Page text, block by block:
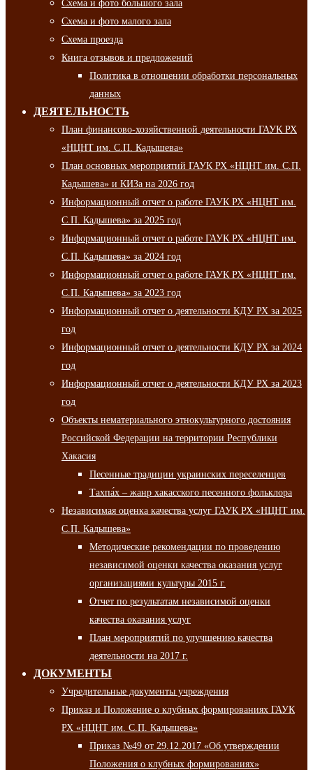
Схема и фото большого зала
Схема и фото малого зала
Схема проезда
Книга отзывов и предложений
Политика в отношении обработки персональных
данных
ДЕЯТЕЛЬНОСТЬ
План финансово-хозяйственной деятельности ГАУК РХ
«НЦНТ им. С.П. Кадышева»
План основных мероприятий ГАУК РХ «НЦНТ им. С.П.
Кадышева» и КИЗа на 2026 год
Информационный отчет о работе ГАУК РХ «НЦНТ им.
С.П. Кадышева» за 2025 год
Информационный отчет о работе ГАУК РХ «НЦНТ им.
С.П. Кадышева» за 2024 год
Информационный отчет о работе ГАУК РХ «НЦНТ им.
С.П. Кадышева» за 2023 год
Информационный отчет о деятельности КДУ РХ за 2025
год
Информационный отчет о деятельности КДУ РХ за 2024
год
Информационный отчет о деятельности КДУ РХ за 2023
год
Объекты нематериального этнокультурного достояния
Российской Федерации на территории Республики
Хакасия
Песенные традиции украинских переселенцев
Тахпа́х – жанр хакасского песенного фольклора
Независимая оценка качества услуг ГАУК РХ «НЦНТ им.
С.П. Кадышева»
Методические рекомендации по проведению
независимой оценки качества оказания услуг
организациями культуры 2015 г.
Отчет по результатам независимой оценки
качества оказания услуг
План мероприятий по улучшению качества
деятельности на 2017 г.
ДОКУМЕНТЫ
Учредительные документы учреждения
Приказ и Положение о клубных формированиях ГАУК
РХ «НЦНТ им. С.П. Кадышева»
Приказ №49 от 29.12.2017 «Об утверждении
Положения о клубных формированиях»